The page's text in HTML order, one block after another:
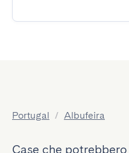
Portugal / Albufeira
Case che